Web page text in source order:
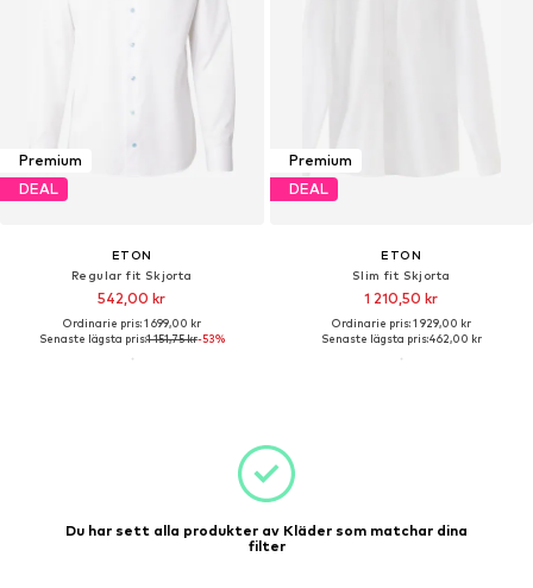
Premium
DEAL
ETON
Regular fit Skjorta
542,00 kr
Ordinarie pris: 1 699,00 kr
Senaste lägsta pris:1 151,75 kr-53%
Premium
DEAL
ETON
Slim fit Skjorta
1 210,50 kr
Ordinarie pris: 1 929,00 kr
Senaste lägsta pris:462,00 kr
Du har sett alla produkter av Kläder som matchar dina
filter